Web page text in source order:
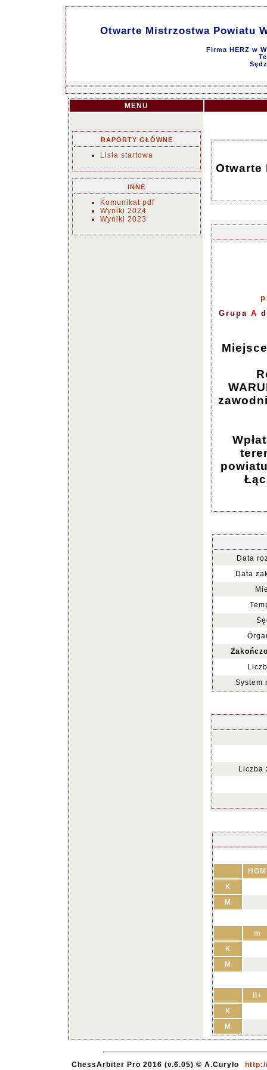
Otwarte Mistrzostwa Powiatu
Firma HERZ w
MENU
RAPORTY GŁÓWNE
Lista startowa
INNE
Komunikat pdf
Wyniki 2024
Wyniki 2023
Otwarte
Grupa A
Data
Data
System
Liczba
HGM
K
M
m
K
M
II+
K
M
ChessArbiter Pro 2016 (v.6.05) © A.Curyło